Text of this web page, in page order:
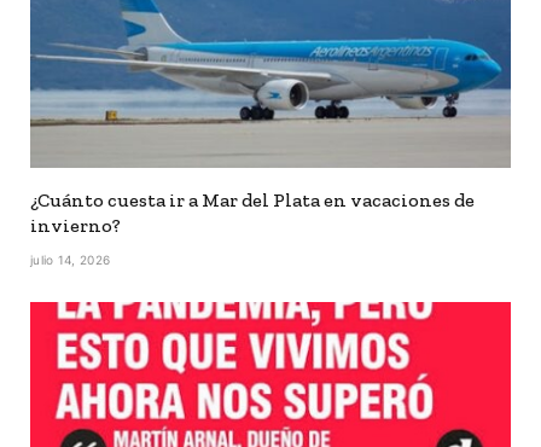
¿Cuánto cuesta ir a Mar del Plata en vacaciones de
invierno?
julio 14, 2026